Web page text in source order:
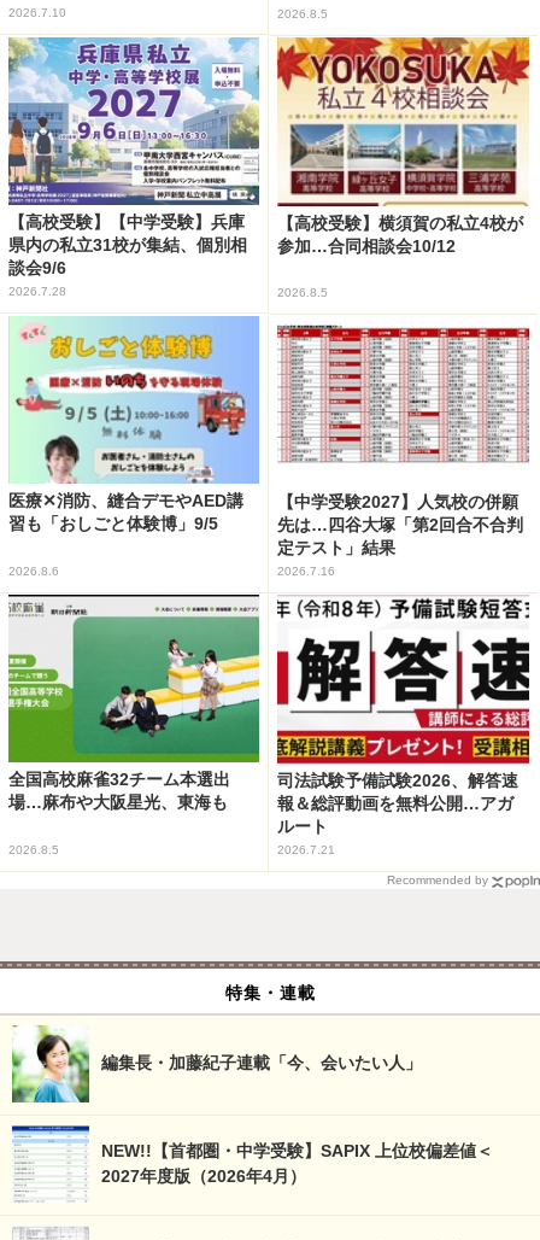
2026.7.10 2026.8.5
【高校受験】【中学受験】兵庫
県内の私立31校が集結、個別相
談会9/6
2026.7.28
【高校受験】横須賀の私立4校が
参加…合同相談会10/12
2026.8.5
医療✕消防、縫合デモやAED講
習も「おしごと体験博」9/5
2026.8.6
【中学受験2027】人気校の併願
先は…四谷大塚「第2回合不合判
定テスト」結果
2026.7.16
全国高校麻雀32チーム本選出
場…麻布や大阪星光、東海も
2026.8.5
司法試験予備試験2026、解答速
報＆総評動画を無料公開…アガ
ルート
2026.7.21
Recommended by
特集・連載
編集長・加藤紀子連載「今、会いたい人」
NEW!!【首都圏・中学受験】SAPIX 上位校偏差値＜
2027年度版（2026年4月）